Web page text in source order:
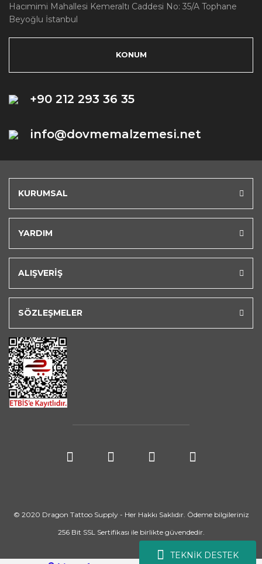
TEKNİK DESTEK
Hacımimi Mahallesi Kemeraltı Caddesi No: 35/A Tophane
Beyoğlu İstanbul
KONUM
+90 212 293 36 35
info@dovmemalzemesi.net
KURUMSAL
YARDIM
ALIŞVERİŞ
SÖZLEŞMELER
© 2020 Dragon Tattoo Supply - Her Hakkı Saklıdır. Ödeme bilgileriniz
256 Bit SSL Sertifikası ile birlikte güvendedir.